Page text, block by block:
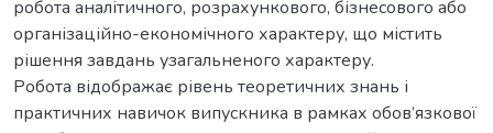
робота аналітичного, розрахункового, бізнесового або
організаційно-економічного характеру, що містить
рішення завдань узагальненого характеру.
Робота відображає рівень теоретичних знань і
практичних навичок випускника в рамках обов’язкової